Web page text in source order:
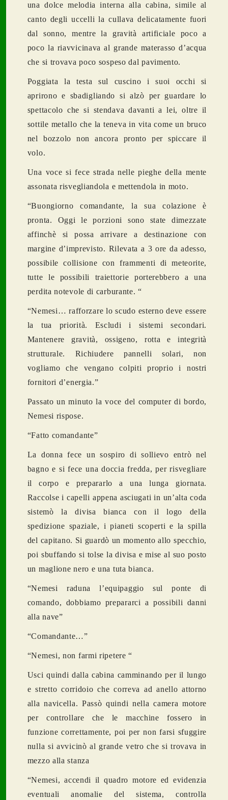
una dolce melodia interna alla cabina, simile al
canto degli uccelli la cullava delicatamente fuori
dal sonno, mentre la gravità artificiale poco a
poco la riavvicinava al grande materasso d’acqua
che si trovava poco sospeso dal pavimento.
Poggiata la testa sul cuscino i suoi occhi si
aprirono e sbadigliando si alzò per guardare lo
spettacolo che si stendava davanti a lei, oltre il
sottile metallo che la teneva in vita come un bruco
nel bozzolo non ancora pronto per spiccare il
volo.
Una voce si fece strada nelle pieghe della mente
assonata risvegliandola e mettendola in moto.
“Buongiorno comandante, la sua colazione è
pronta. Oggi le porzioni sono state dimezzate
affinchè si possa arrivare a destinazione con
margine d’imprevisto. Rilevata a 3 ore da adesso,
possibile collisione con frammenti di meteorite,
tutte le possibili traiettorie porterebbero a una
perdita notevole di carburante. “
“Nemesi… rafforzare lo scudo esterno deve essere
la tua priorità. Escludi i sistemi secondari.
Mantenere gravità, ossigeno, rotta e integrità
strutturale. Richiudere pannelli solari, non
vogliamo che vengano colpiti proprio i nostri
fornitori d’energia.”
Passato un minuto la voce del computer di bordo,
Nemesi rispose.
“Fatto comandante”
La donna fece un sospiro di sollievo entrò nel
bagno e si fece una doccia fredda, per risvegliare
il corpo e prepararlo a una lunga giornata.
Raccolse i capelli appena asciugati in un’alta coda
sistemò la divisa bianca con il logo della
spedizione spaziale, i pianeti scoperti e la spilla
del capitano. Si guardò un momento allo specchio,
poi sbuffando si tolse la divisa e mise al suo posto
un maglione nero e una tuta bianca.
“Nemesi raduna l’equipaggio sul ponte di
comando, dobbiamo prepararci a possibili danni
alla nave”
“Comandante…”
“Nemesi, non farmi ripetere “
Usci quindi dalla cabina camminando per il lungo
e stretto corridoio che correva ad anello attorno
alla navicella. Passò quindi nella camera motore
per controllare che le macchine fossero in
funzione correttamente, poi per non farsi sfuggire
nulla si avvicinò al grande vetro che si trovava in
mezzo alla stanza
“Nemesi, accendi il quadro motore ed evidenzia
eventuali anomalie del sistema, controlla